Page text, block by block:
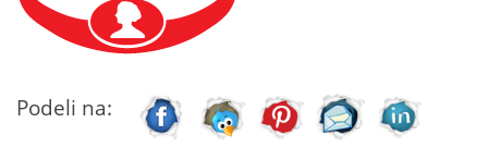
Podeli na: